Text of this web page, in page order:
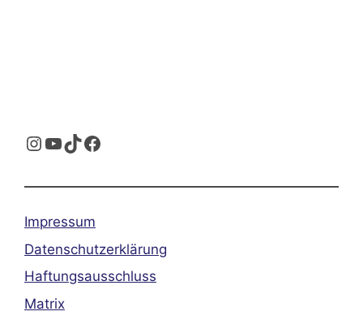
Instagram
YouTube
TikTok
Facebook
Impressum
Datenschutzerklärung
Haftungsausschluss
Matrix